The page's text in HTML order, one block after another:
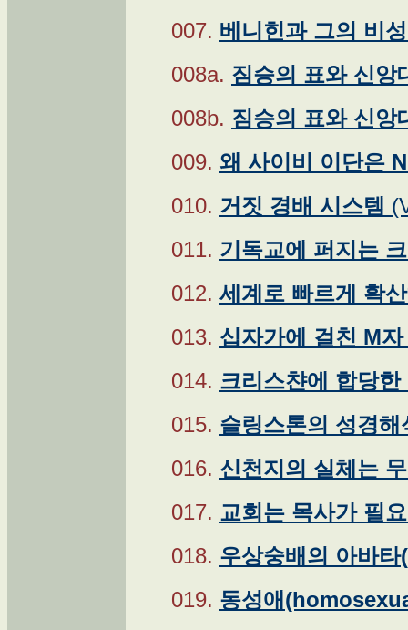
007. 베니힌과 그의 비
008a. 짐승의 표와 신앙
008b. 짐승의 표와 신앙
009. 왜 사이비 이단은
010. 거짓 경배 시스템
011. 기독교에 퍼지는
012. 세계로 빠르게 확
013. 십자가에 걸친 M
014. 크리스챤에 합당
015. 슬링스톤의 성경
016. 신천지의 실체는
017. 교회는 목사가 필
018. 우상숭배의 아바
019. 동성애